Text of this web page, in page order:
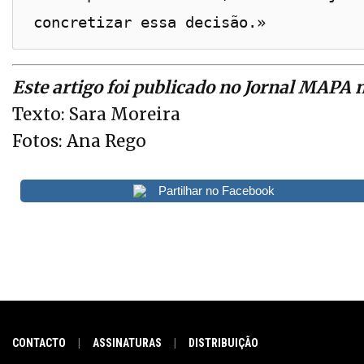
concretizar essa decisão.»
Este artigo foi publicado no Jornal MAPA
Texto: Sara Moreira
Fotos: Ana Rego
Partilhar no Facebook
CONTACTO ASSINATURAS DISTRIBUIÇÃO